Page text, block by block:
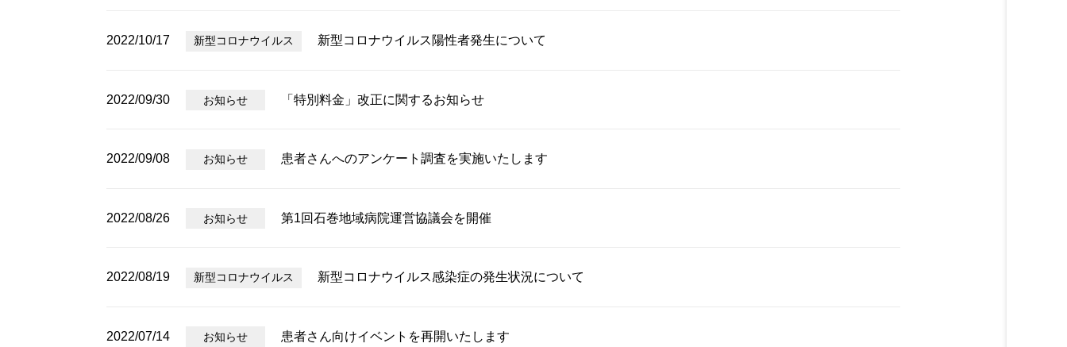
2022/10/17 新型コロナウイルス 新型コロナウイルス陽性者発生について
2022/09/30 お知らせ 「特別料金」改正に関するお知らせ
2022/09/08 お知らせ 患者さんへのアンケート調査を実施いたします
2022/08/26 お知らせ 第1回石巻地域病院運営協議会を開催
2022/08/19 新型コロナウイルス 新型コロナウイルス感染症の発生状況について
2022/07/14 お知らせ 患者さん向けイベントを再開いたします